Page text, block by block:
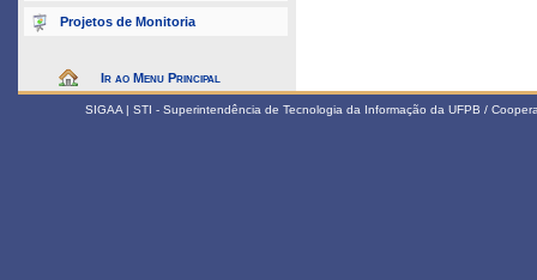
Projetos de Monitoria
Ir ao Menu Principal
SIGAA | STI - Superintendência de Tecnologia da Informação da UFPB /